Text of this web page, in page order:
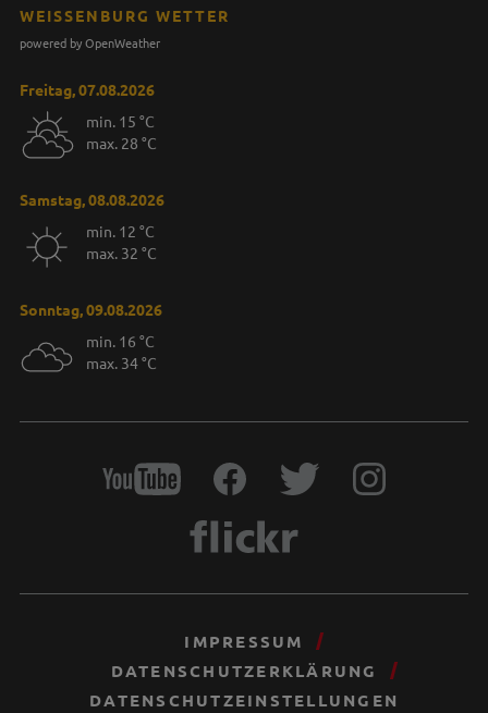
WEISSENBURG WETTER
powered by OpenWeather
Freitag, 07.08.2026
min. 15 °C
max. 28 °C
Samstag, 08.08.2026
min. 12 °C
max. 32 °C
Sonntag, 09.08.2026
min. 16 °C
max. 34 °C
IMPRESSUM
DATENSCHUTZERKLÄRUNG
DATENSCHUTZEINSTELLUNGEN